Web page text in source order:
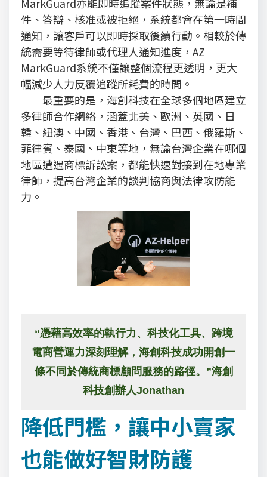
件、答辯、核准或被拒絕，系統都會在第一時間
通知，讓客戶可以即時採取後續行動。相較於傳
統需要等待律師或代理人通知進度，AZ
MarkGuard系統不僅讓整個流程更透明，更大
幅減少人力反覆追蹤所耗費的時間。
最重要的是，海創科技在全球多個地區建立
多律師合作網絡，涵蓋北美、歐洲、英國、日
韓、紐澳、中國、香港、台灣、巴西、俄羅斯、
菲律賓、泰國、中東等地，無論台灣企業在哪個
地區遭遇商標訴訟案，都能快速對接到在地專業
律師，提高台灣企業的談判協商與法律攻防能
力。
“憑藉高效率的執行力、科技化工具、跨境
電商營運力深刻理解，海創科技成功開創一
條不同於傳統商標顧問服務的路徑。”海創
科技創辦人Jonathan
降低門檻，讓中小賣家
也能做好智財防護